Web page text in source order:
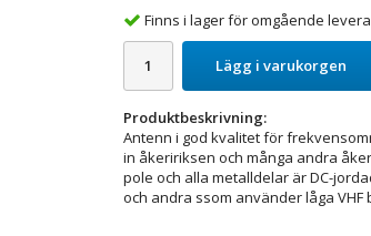
Finns i lager för omgående
Lägg i varukorgen
Produktbeskrivning:
Antenn i god kvalitet för
in åkeririksen och många andra
pole och alla metalldelar är DC-
och andra ssom använder låga VHF